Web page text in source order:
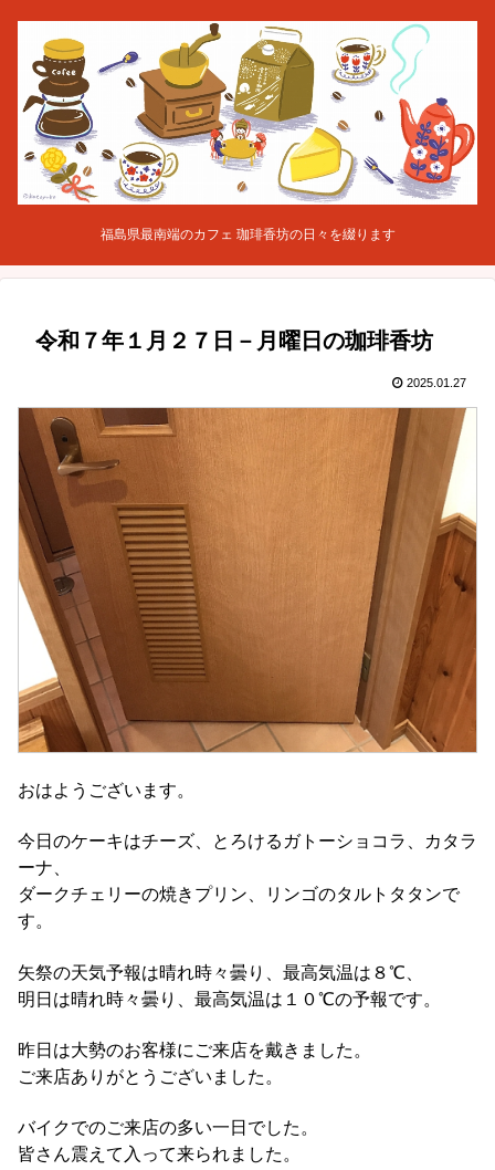
福島県最南端のカフェ 珈琲香坊の日々を綴ります
令和７年１月２７日－月曜日の珈琲香坊
2025.01.27
おはようございます。
今日のケーキはチーズ、とろけるガトーショコラ、カタラ
ーナ、
ダークチェリーの焼きプリン、リンゴのタルトタタンで
す。
矢祭の天気予報は晴れ時々曇り、最高気温は８℃、
明日は晴れ時々曇り、最高気温は１０℃の予報です。
昨日は大勢のお客様にご来店を戴きました。
ご来店ありがとうございました。
バイクでのご来店の多い一日でした。
皆さん震えて入って来られました。